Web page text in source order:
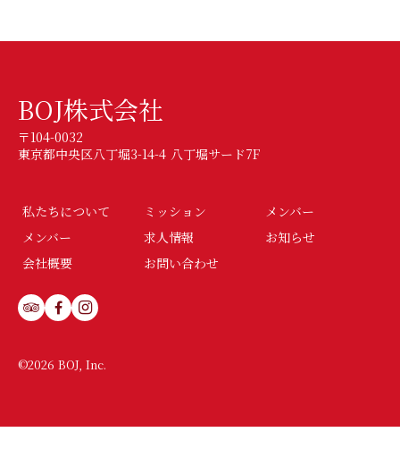
BOJ株式会社
〒104-0032
東京都中央区八丁堀3-14-4 八丁堀サード7F
私たちについて ミッション
メンバー
メンバー
求人情報
お知らせ
会社概要
お問い合わせ
©2026 BOJ, Inc.